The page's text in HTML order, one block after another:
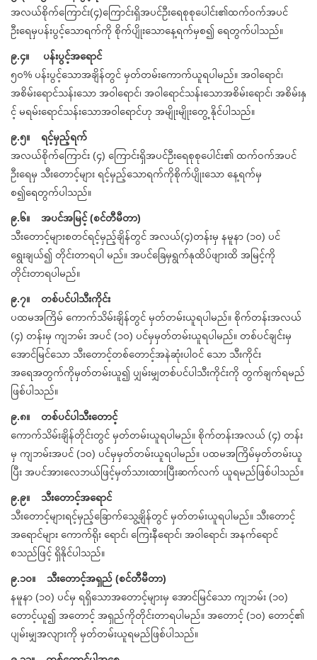
အလယ်စိုက်ကြောင်း(၄)ကြောင်းရှိအပင်ဦးရေစုစုပေါင်း၏ထက်ဝက်အပင်
ဦးရေမှပန်းပွင့်သောရက်ကို စိုက်ပျိုးသောနေ့ရက်မှစ၍ ရေတွက်ပါသည်။
၉.၄။ ပန်းပွင့်အရောင်
၅၀% ပန်းပွင့်သောအချိန်တွင် မှတ်တမ်းကောက်ယူရပါမည်။ အဝါရောင်၊
အစိမ်းရောင်သန်းသော အဝါရောင်၊ အဝါရောင်သန်းသောအစိမ်းရောင်၊ အစိမ်းနှ
င့် မရမ်းရောင်သန်းသောအဝါရောင်ဟု အမျိုးမျိုးတွေ့ နိုင်ပါသည်။
၉.၅။ ရင့်မှည့်ရက်
အလယ်စိုက်ကြောင်း (၄) ကြောင်းရှိအပင်ဦးရေစုစုပေါင်း၏ ထက်ဝက်အပင်
ဦးရေမှ သီးတောင့်များ ရင့်မှည့်သောရက်ကိုစိုက်ပျိုးသော နေ့ရက်မှ
စ၍ရေတွက်ပါသည်။
၉.၆။ အပင်အမြင့် (စင်တီမီတာ)
သီးတောင့်များစတင်ရင့်မှည့်ချိန်တွင် အလယ်(၄)တန်းမှ နမူနာ (၁၀) ပင်
ရွေးချယ်၍ တိုင်းတာရပါ မည်။ အပင်ခြေမှရွက်နုထိပ်ဖျားထိ အမြင့်ကို
တိုင်းတာရပါမည်။
၉.၇။ တစ်ပင်ပါသီးကိုင်း
ပထမအကြိမ် ကောက်သိမ်းချိန်တွင် မှတ်တမ်းယူရပါမည်။ စိုက်တန်းအလယ်
(၄) တန်းမှ ကျဘမ်း အပင် (၁၀) ပင်မှမှတ်တမ်းယူရပါမည်။ တစ်ပင်ချင်းမှ
အောင်မြင်သော သီးတောင့်တစ်တောင့်အနဲဆုံးပါဝင် သော သီးကိုင်း
အရေအတွက်ကိုမှတ်တမ်းယူ၍ ပျှမ်းမျှတစ်ပင်ပါသီးကိုင်းကို တွက်ချက်ရမည်
ဖြစ်ပါသည်။
၉.၈။ တစ်ပင်ပါသီးတောင့်
ကောက်သိမ်းချိန်တိုင်းတွင် မှတ်တမ်းယူရပါမည်။ စိုက်တန်းအလယ် (၄) တန်း
မှ ကျဘမ်းအပင် (၁၀) ပင်မှမှတ်တမ်းယူရပါမည်။ ပထမအကြိမ်မှတ်တမ်းယူ
ပြီး အပင်အားလေဘယ်ဖြင့်မှတ်သားထားပြီးဆက်လက် ယူရမည်ဖြစ်ပါသည်။
၉.၉။ သီးတောင့်အရောင်
သီးတောင့်များရင့်မှည့်ခြောက်သွေ့ချိန်တွင် မှတ်တမ်းယူရပါမည်။ သီးတောင့်
အရောင်များ ကောက်ရိုး ရောင်၊ ကြေးနီရောင်၊ အဝါရောင်၊ အနက်ရောင်
စသည်ဖြင့် ရှိနိုင်ပါသည်။
၉.၁၀။ သီးတောင့်အရှည် (စင်တီမီတာ)
နမူနာ (၁၀) ပင်မှ ရရှိသောအတောင့်များမှ အောင်မြင်သော ကျဘမ်း (၁၀)
တောင့်ယူ၍ အတောင့် အရှည်ကိုတိုင်းတာရပါမည်။ အတောင့် (၁၀) တောင့်၏
ပျမ်းမျှအလျားကို မှတ်တမ်းယူရမည်ဖြစ်ပါသည်။